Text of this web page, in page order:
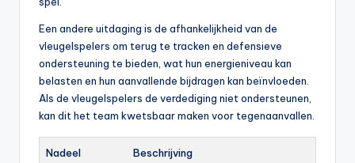
Een andere uitdaging is de afhankelijkheid van de
vleugelspelers om terug te tracken en defensieve
ondersteuning te bieden, wat hun energieniveau kan
belasten en hun aanvallende bijdragen kan beïnvloeden.
Als de vleugelspelers de verdediging niet ondersteunen,
kan dit het team kwetsbaar maken voor tegenaanvallen.
Nadeel Beschrijving